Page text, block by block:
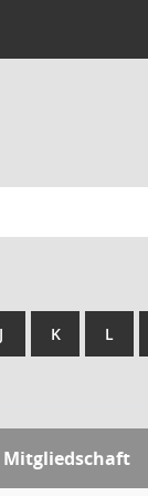
J K L
Mitgliedschaft